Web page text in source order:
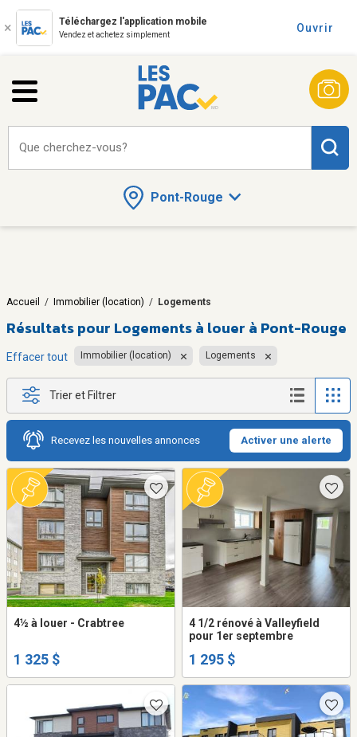
Téléchargez l'application mobile
Vendez et achetez simplement
Ouvrir
Pont-Rouge
Que cherchez-vous?
Accueil / Immobilier (location) / Logements
Résultats pour Logements à louer à Pont-Rouge
Effacer tout Immobilier (location) Logements
Trier et Filtrer
Recevez les nouvelles annonces Activer une alerte
4½ à louer - Crabtree
1 325 $
4 1/2 rénové à Valleyfield
pour 1er septembre
1 295 $